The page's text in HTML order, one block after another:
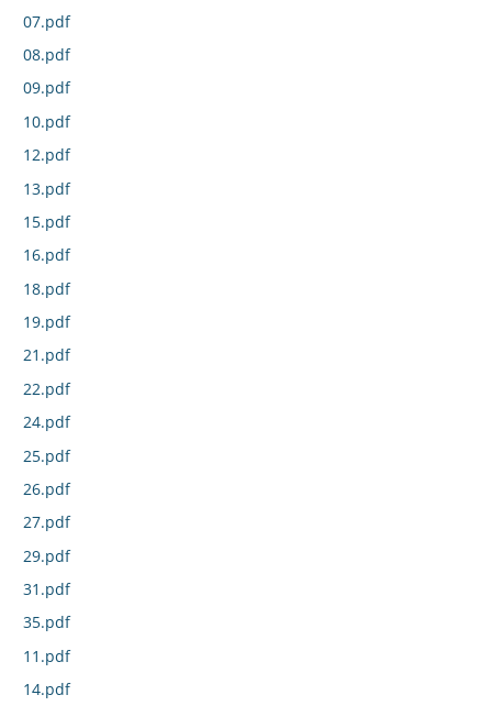
07.pdf
08.pdf
09.pdf
10.pdf
12.pdf
13.pdf
15.pdf
16.pdf
18.pdf
19.pdf
21.pdf
22.pdf
24.pdf
25.pdf
26.pdf
27.pdf
29.pdf
31.pdf
35.pdf
11.pdf
14.pdf